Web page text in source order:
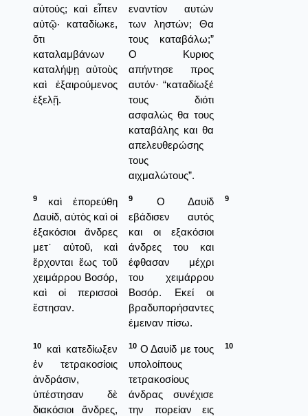
αὐτούς; καὶ εἶπεν
αὐτῷ· καταδίωκε,
ὅτι
καταλαμβάνων
καταλήψῃ αὐτοὺς
καὶ ἐξαιρούμενος
ἐξελῇ.
εναντίον αυτών
των ληστών; Θα
τους καταβάλω;”
Ο Κυριος
απήντησε προς
αυτόν· “καταδίωξέ
τους διότι
ασφαλώς θα τους
καταβάλης και θα
απελευθερώσης
τους
αιχμαλώτους”.
9
καὶ ἐπορεύθη
Δαυίδ, αὐτὸς καὶ οἱ
ἑξακόσιοι ἄνδρες
μετ᾿ αὐτοῦ, καὶ
ἔρχονται ἕως τοῦ
χειμάρρου Βοσόρ,
καὶ οἱ περισσοὶ
ἔστησαν.
9
Ο Δαυίδ
εβάδισεν αυτός
και οι εξακόσιοι
άνδρες του και
έφθασαν μέχρι
του χειμάρρου
Βοσόρ. Εκεί οι
βραδυπορήσαντες
έμειναν πίσω.
9
10
καὶ κατεδίωξεν
ἐν τετρακοσίοις
ἀνδράσιν,
ὑπέστησαν δὲ
διακόσιοι ἄνδρες,
10 Ο Δαυίδ με τους
υπολοίπους
τετρακοσίους
άνδρας συνέχισε
την πορείαν εις
10